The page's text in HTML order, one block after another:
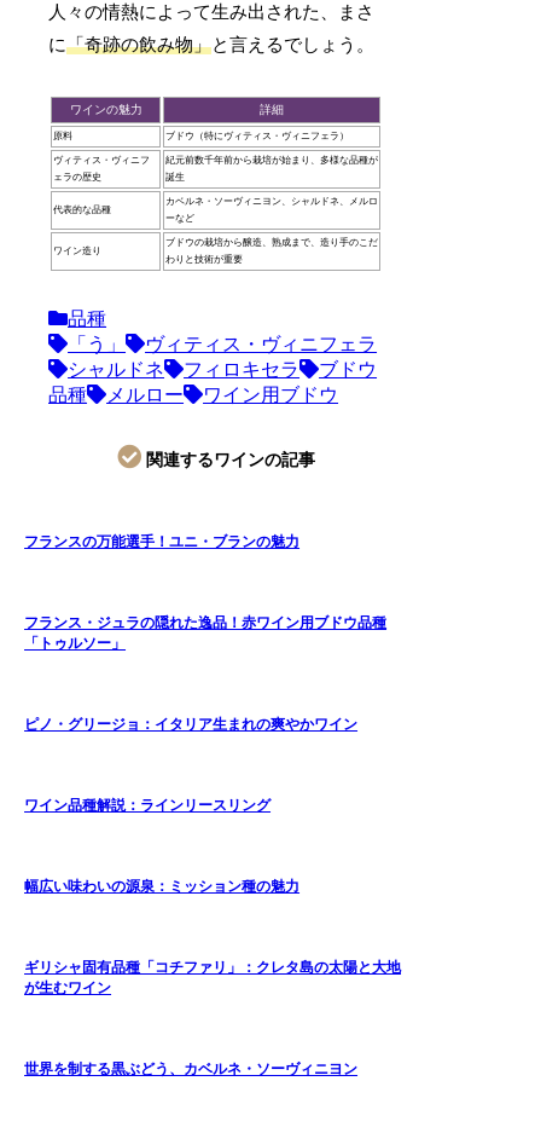
人々の情熱によって生み出された、まさ
に「奇跡の飲み物」と言えるでしょう。
ワインの魅力 詳細
原料 ブドウ（特にヴィティス・ヴィニフェラ）
ヴィティス・ヴィニフ
ェラの歴史
紀元前数千年前から栽培が始まり、多様な品種が
誕生
代表的な品種
カベルネ・ソーヴィニヨン、シャルドネ、メルロ
ーなど
ワイン造り
ブドウの栽培から醸造、熟成まで、造り手のこだ
わりと技術が重要
品種
「う」
ヴィティス・ヴィニフェラ
シャルドネ
フィロキセラ
ブドウ
品種
メルロー ワイン用ブドウ
関連するワインの記事
フランスの万能選手！ユニ・ブランの魅力
フランス・ジュラの隠れた逸品！赤ワイン用ブドウ品種
「トゥルソー」
ピノ・グリージョ：イタリア生まれの爽やかワイン
ワイン品種解説：ラインリースリング
幅広い味わいの源泉：ミッション種の魅力
ギリシャ固有品種「コチファリ」：クレタ島の太陽と大地
が生むワイン
世界を制する黒ぶどう、カベルネ・ソーヴィニヨン